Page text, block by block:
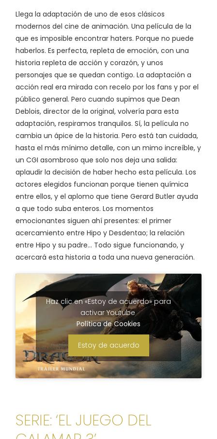
Llega la adaptación de uno de esos clásicos
modernos del cine de animación. Una película de la
que es imposible encontrar haters. Porque no puede
haberlos. Es perfecta, repleta de emoción, con una
historia repleta de acción y corazón, y unos
personajes que se quedan contigo. La adaptación a
acción real era mirada con recelo por los fans y por el
público general. Pero cuando supimos que Dean
Deblois, director de la original, volvería para esta
adaptación, respiramos tranquilos. Sí, la película no
cambia un ápice de la historia. Pero está tan cuidada,
hasta el más mínimo detalle, con un mimo increíble, y
un CGI asombroso que solo nos deja una salida:
aplaudir la decisión de haber hecho esta película. Los
actores elegidos funcionan porque tienen química
entre ellos, y el aplomo que tiene Gerard Butler ayuda
a que todo suba enteros. Los momentos
emocionantes siguen ahí presentes: el primer
acercamiento entre Hipo y Desdentao; la relación
entre Hipo y su padre… Todo sigue funcionando, y
acercará esta historia a toda una nueva generación.
Haz clic en «Estoy de acuerdo» para
activar Youtube
Política de Cookies
Estoy de acuerdo
SERIE: ‘EL JUEGO DEL